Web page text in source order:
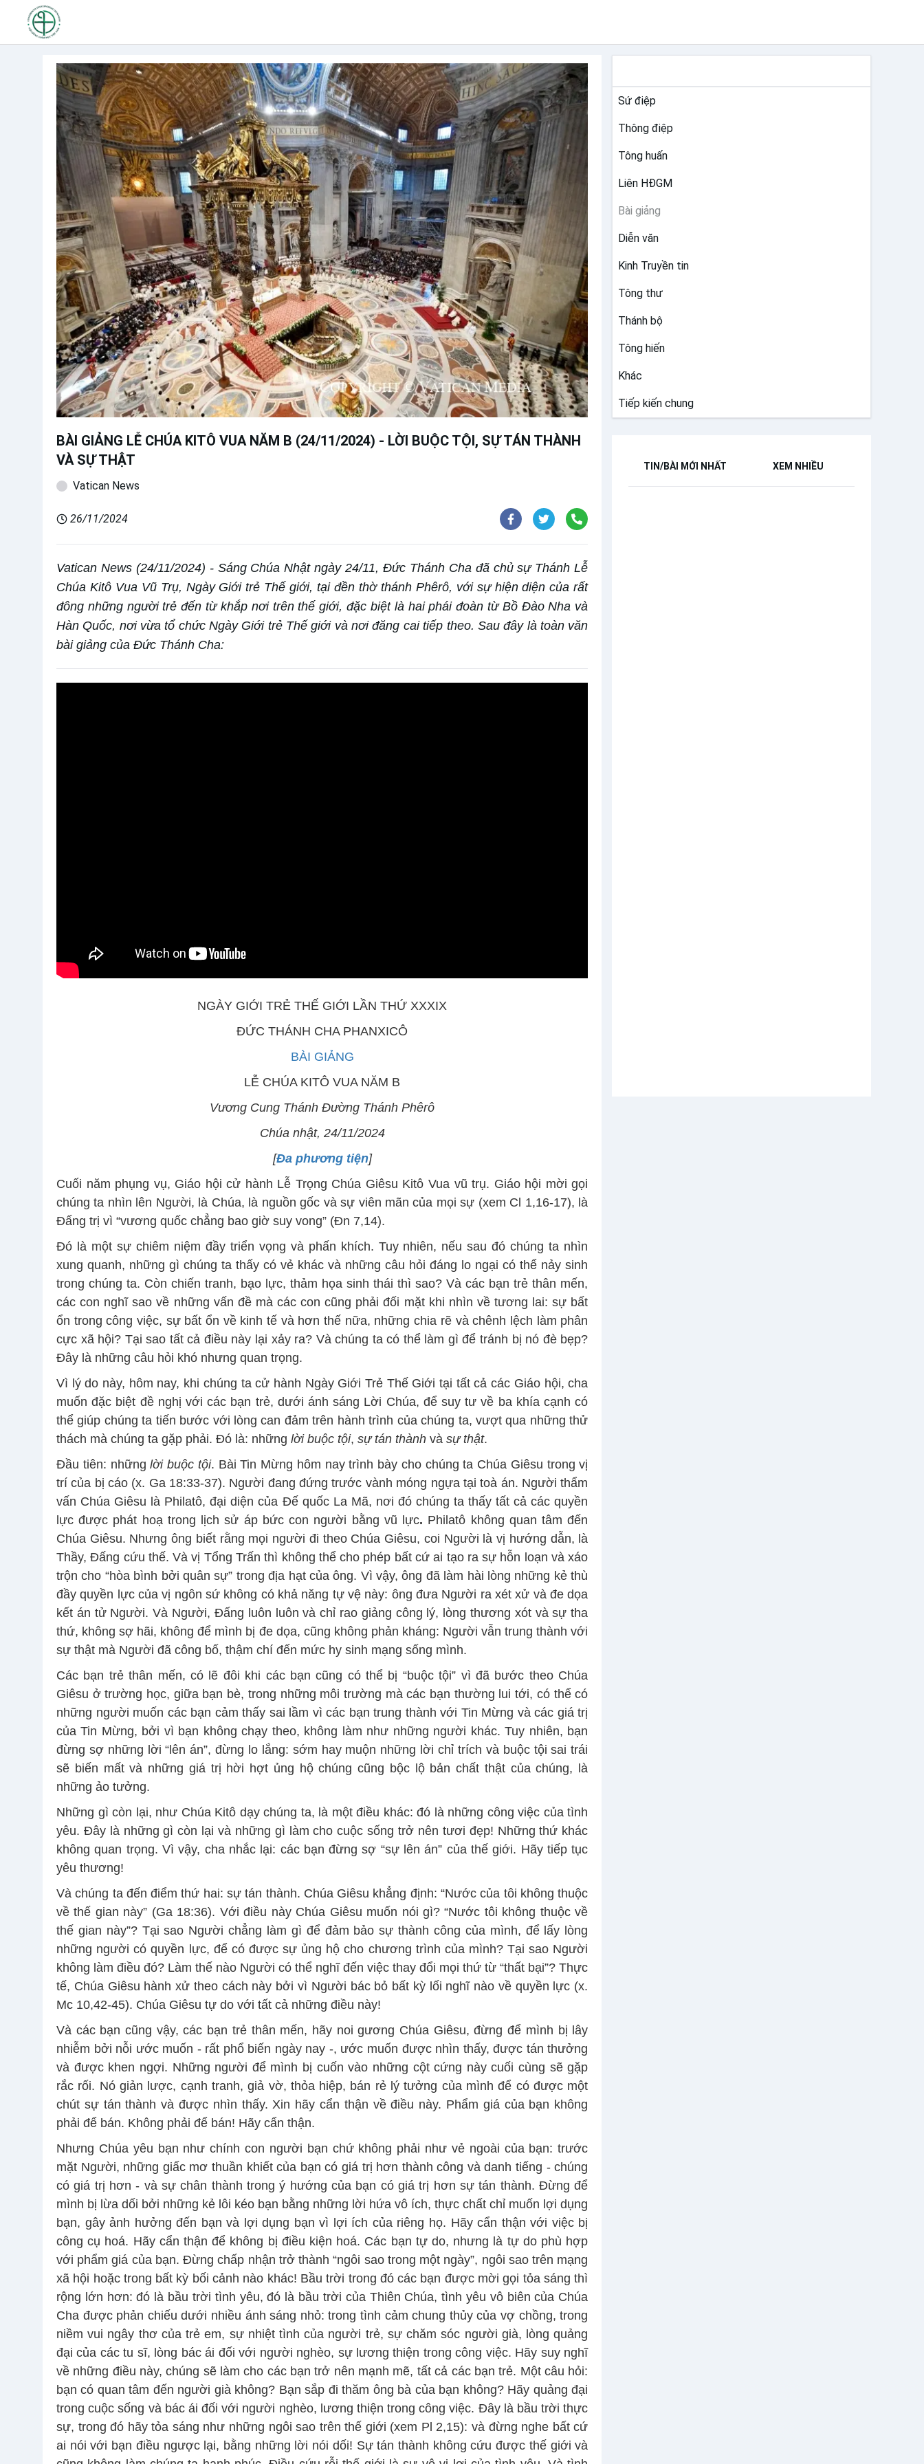
BÀI GIẢNG LỄ CHÚA KITÔ VUA NĂM B (24/11/2024) - LỜI BUỘC TỘI, SỰ TÁN THÀNH
VÀ SỰ THẬT
Vatican News
26/11/2024
Vatican News (24/11/2024) - Sáng Chúa Nhật ngày 24/11, Đức Thánh Cha đã chủ sự Thánh Lễ
Chúa Kitô Vua Vũ Trụ, Ngày Giới trẻ Thế giới, tại đền thờ thánh Phêrô, với sự hiện diện của rất
đông những người trẻ đến từ khắp nơi trên thế giới, đặc biệt là hai phái đoàn từ Bồ Đào Nha và
Hàn Quốc, nơi vừa tổ chức Ngày Giới trẻ Thế giới và nơi đăng cai tiếp theo. Sau đây là toàn văn
bài giảng của Đức Thánh Cha:
NGÀY GIỚI TRẺ THẾ GIỚI LẦN THỨ XXXIX
ĐỨC THÁNH CHA PHANXICÔ
BÀI GIẢNG
LỄ CHÚA KITÔ VUA NĂM B
Vương Cung Thánh Đường Thánh Phêrô
Chúa nhật, 24/11/2024
[Đa phương tiện]
Cuối năm phụng vụ, Giáo hội cử hành Lễ Trọng Chúa Giêsu Kitô Vua vũ trụ. Giáo hội mời gọi
chúng ta nhìn lên Người, là Chúa, là nguồn gốc và sự viên mãn của mọi sự (xem Cl 1,16-17), là
Đấng trị vì “vương quốc chẳng bao giờ suy vong” (Đn 7,14).
Đó là một sự chiêm niệm đầy triển vọng và phấn khích. Tuy nhiên, nếu sau đó chúng ta nhìn
xung quanh, những gì chúng ta thấy có vẻ khác và những câu hỏi đáng lo ngại có thể nảy sinh
trong chúng ta. Còn chiến tranh, bạo lực, thảm họa sinh thái thì sao? Và các bạn trẻ thân mến,
các con nghĩ sao về những vấn đề mà các con cũng phải đối mặt khi nhìn về tương lai: sự bất
ổn trong công việc, sự bất ổn về kinh tế và hơn thế nữa, những chia rẽ và chênh lệch làm phân
cực xã hội? Tại sao tất cả điều này lại xảy ra? Và chúng ta có thể làm gì để tránh bị nó đè bẹp?
Đây là những câu hỏi khó nhưng quan trọng.
Vì lý do này, hôm nay, khi chúng ta cử hành Ngày Giới Trẻ Thế Giới tại tất cả các Giáo hội, cha
muốn đặc biệt đề nghị với các bạn trẻ, dưới ánh sáng Lời Chúa, để suy tư về ba khía cạnh có
thể giúp chúng ta tiến bước với lòng can đảm trên hành trình của chúng ta, vượt qua những thử
thách mà chúng ta gặp phải. Đó là: những lời buộc tội, sự tán thành và sự thật.
Đầu tiên: nhữnglời buộc tội. Bài Tin Mừng hôm nay trình bày cho chúng ta Chúa Giêsu trong vị
trí của bị cáo (x. Ga 18:33-37). Người đang đứng trước vành móng ngựa tại toà án. Người thẩm
vấn Chúa Giêsu là Philatô, đại diện của Đế quốc La Mã, nơi đó chúng ta thấy tất cả các quyền
lực được phát hoạ trong lịch sử áp bức con người bằng vũ lực. Philatô không quan tâm đến
Chúa Giêsu. Nhưng ông biết rằng mọi người đi theo Chúa Giêsu, coi Người là vị hướng dẫn, là
Thầy, Đấng cứu thế. Và vị Tổng Trấn thì không thể cho phép bất cứ ai tạo ra sự hỗn loạn và xáo
trộn cho “hòa bình bởi quân sự” trong địa hạt của ông. Vì vậy, ông đã làm hài lòng những kẻ thù
đầy quyền lực của vị ngôn sứ không có khả năng tự vệ này: ông đưa Người ra xét xử và đe dọa
kết án tử Người. Và Người, Đấng luôn luôn và chỉ rao giảng công lý, lòng thương xót và sự tha
thứ, không sợ hãi, không để mình bị đe dọa, cũng không phản kháng: Người vẫn trung thành với
sự thật mà Người đã công bố, thậm chí đến mức hy sinh mạng sống mình.
Các bạn trẻ thân mến, có lẽ đôi khi các bạn cũng có thể bị “buộc tội” vì đã bước theo Chúa
Giêsu ở trường học, giữa bạn bè, trong những môi trường mà các bạn thường lui tới, có thể có
những người muốn các bạn cảm thấy sai lầm vì các bạn trung thành với Tin Mừng và các giá trị
của Tin Mừng, bởi vì bạn không chạy theo, không làm như những người khác. Tuy nhiên, bạn
đừng sợ những lời “lên án”, đừng lo lắng: sớm hay muộn những lời chỉ trích và buộc tội sai trái
sẽ biến mất và những giá trị hời hợt ủng hộ chúng cũng bộc lộ bản chất thật của chúng, là
những ảo tưởng.
Những gì còn lại, như Chúa Kitô dạy chúng ta, là một điều khác: đó là những công việc của tình
yêu. Đây là những gì còn lại và những gì làm cho cuộc sống trở nên tươi đẹp! Những thứ khác
không quan trọng. Vì vậy, cha nhắc lại: các bạn đừng sợ “sự lên án” của thế giới. Hãy tiếp tục
yêu thương!
Và chúng ta đến điểm thứ hai: sự tán thành. Chúa Giêsu khẳng định: “Nước của tôi không thuộc
về thế gian này” (Ga 18:36). Với điều này Chúa Giêsu muốn nói gì? “Nước tôi không thuộc về
thế gian này”? Tại sao Người chẳng làm gì để đảm bảo sự thành công của mình, để lấy lòng
những người có quyền lực, để có được sự ủng hộ cho chương trình của mình? Tại sao Người
không làm điều đó? Làm thế nào Người có thể nghĩ đến việc thay đổi mọi thứ từ “thất bại”? Thực
tế, Chúa Giêsu hành xử theo cách này bởi vì Người bác bỏ bất kỳ lối nghĩ nào về quyền lực (x.
Mc 10,42-45). Chúa Giêsu tự do với tất cả những điều này!
Và các bạn cũng vậy, các bạn trẻ thân mến, hãy noi gương Chúa Giêsu, đừng để mình bị lây
nhiễm bởi nỗi ước muốn - rất phổ biến ngày nay -, ước muốn được nhìn thấy, được tán thưởng
và được khen ngợi. Những người để mình bị cuốn vào những cột cứng này cuối cùng sẽ gặp
rắc rối. Nó giản lược, cạnh tranh, giả vờ, thỏa hiệp, bán rẻ lý tưởng của mình để có được một
chút sự tán thành và được nhìn thấy. Xin hãy cẩn thận về điều này. Phẩm giá của bạn không
phải để bán. Không phải để bán! Hãy cẩn thận.
Nhưng Chúa yêu bạn như chính con người bạn chứ không phải như vẻ ngoài của bạn: trước
mặt Người, những giấc mơ thuần khiết của bạn có giá trị hơn thành công và danh tiếng - chúng
có giá trị hơn - và sự chân thành trong ý hướng của bạn có giá trị hơn sự tán thành. Đừng để
mình bị lừa dối bởi những kẻ lôi kéo bạn bằng những lời hứa vô ích, thực chất chỉ muốn lợi dụng
bạn, gây ảnh hưởng đến bạn và lợi dụng bạn vì lợi ích của riêng họ. Hãy cẩn thận với việc bị
công cụ hoá. Hãy cẩn thận để không bị điều kiện hoá. Các bạn tự do, nhưng là tự do phù hợp
với phẩm giá của bạn. Đừng chấp nhận trở thành “ngôi sao trong một ngày”, ngôi sao trên mạng
xã hội hoặc trong bất kỳ bối cảnh nào khác! Bầu trời trong đó các bạn được mời gọi tỏa sáng thì
rộng lớn hơn: đó là bầu trời tình yêu, đó là bầu trời của Thiên Chúa, tình yêu vô biên của Chúa
Cha được phản chiếu dưới nhiều ánh sáng nhỏ: trong tình cảm chung thủy của vợ chồng, trong
niềm vui ngây thơ của trẻ em, sự nhiệt tình của người trẻ, sự chăm sóc người già, lòng quảng
đại của các tu sĩ, lòng bác ái đối với người nghèo, sự lương thiện trong công việc. Hãy suy nghĩ
về những điều này, chúng sẽ làm cho các bạn trở nên mạnh mẽ, tất cả các bạn trẻ. Một câu hỏi:
bạn có quan tâm đến người già không? Bạn sắp đi thăm ông bà của bạn không? Hãy quảng đại
trong cuộc sống và bác ái đối với người nghèo, lương thiện trong công việc. Đây là bầu trời thực
sự, trong đó hãy tỏa sáng như những ngôi sao trên thế giới (xem Pl 2,15): và đừng nghe bất cứ
ai nói với bạn điều ngược lại, bằng những lời nói dối! Sự tán thành không cứu được thế giới và
Sứ điệp
Thông điệp
Tông huấn
Liên HĐGM
Bài giảng
Diễn văn
Kinh Truyền tin
Tông thư
Thánh bộ
Tông hiến
Khác
Tiếp kiến chung
TIN/BÀI MỚI NHẤT XEM NHIỀU